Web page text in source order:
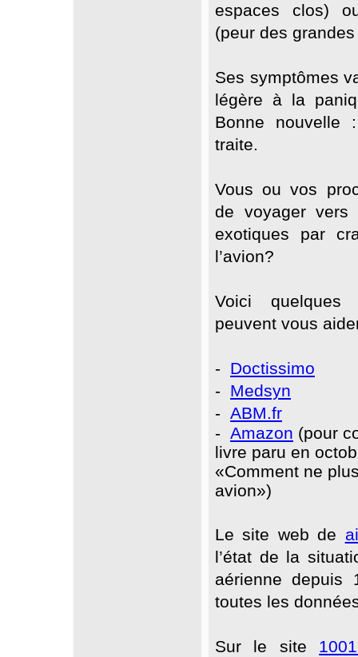
espaces clos)
(peur des
Ses symptômes
légère à la
Bonne nouvelle
traite.
Vous ou vos
de voyager vers
exotiques par
l’avion?
Voici
peuvent vous
- Doctissimo
-
Medsyn
- ABM.fr
- Amazon (pour
livre paru en
«Comment ne
avion»)
Le site web de
l’état de la
aérienne depuis
toutes les
Sur le site